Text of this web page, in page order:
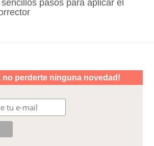
pasos para aplicar el